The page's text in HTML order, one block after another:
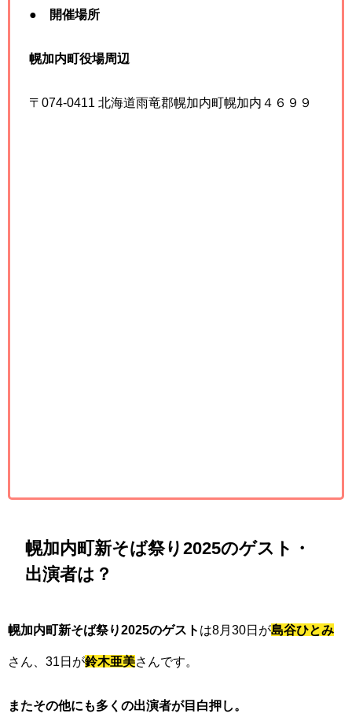
● 開催場所
幌加内町役場周辺
〒074-0411 北海道雨竜郡幌加内町幌加内４６９９
幌加内町新そば祭り2025のゲスト・
出演者は？
幌加内町新そば祭り2025のゲスト は8月30日が島谷ひとみ
さん、31日が鈴木亜美さんです。
またその他にも多くの出演者が目白押し。